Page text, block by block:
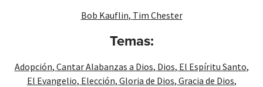
Bob Kauflin, Tim Chester
Temas:
Adopción, Cantar Alabanzas a Dios, Dios, El Espíritu Santo,
El Evangelio, Elección, Gloria de Dios, Gracia de Dios,